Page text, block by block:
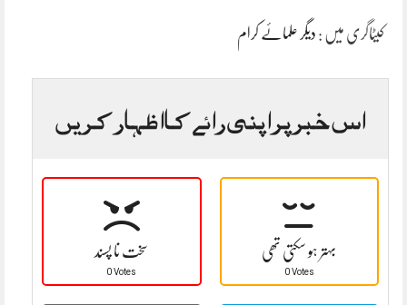
کیٹاگری میں : دیگر علمائے کرام
اس خبر پر اپنی رائے کا اظہار کریں
سخت نا پسند
0 Votes
بہتر ہو سکتی تھی
0 Votes